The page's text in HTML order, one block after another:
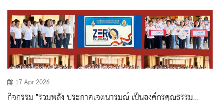
17 Apr 2026
กิจกรรม "รวมพลัง ประกาศเจตนารมณ์ เป็นองค์กรคุณธรรม